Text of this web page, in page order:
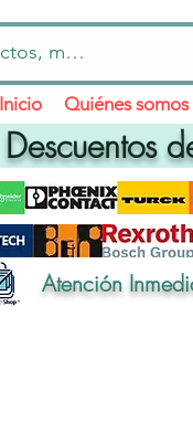
Inicio Quiénes somos
Descuentos
Atención